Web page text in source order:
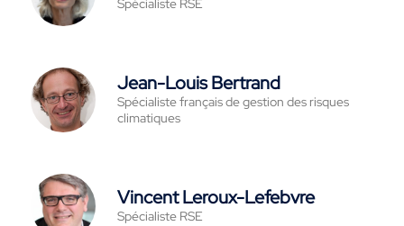
Spécialiste RSE
Jean-Louis Bertrand
Spécialiste français de gestion des risques
climatiques
Vincent Leroux-Lefebvre
Spécialiste RSE